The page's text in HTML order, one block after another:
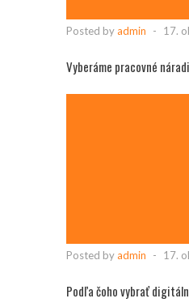
Posted byadmin - 17.
Vyberáme pracovné
Posted byadmin - 17.
Podľa čoho vybrať